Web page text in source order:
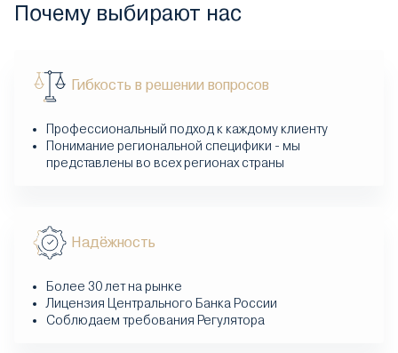
Почему выбирают нас
Гибкость в решении вопросов
Профессиональный подход к каждому клиенту
Понимание региональной специфики - мы
представлены во всех регионах страны
Надёжность
Более 30 лет на рынке
Лицензия Центрального Банка России
Соблюдаем требования Регулятора